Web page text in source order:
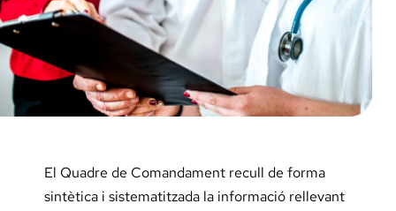
El Quadre de Comandament recull de forma
sintètica i sistematitzada la informació rellevant